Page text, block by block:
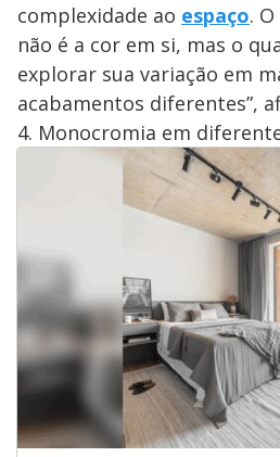
complexidade ao espaço.
não é a cor em si, mas o
explorar sua variação em
acabamentos diferentes”,
4. Monocromia em